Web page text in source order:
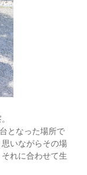
となった場所で
いながらその場
れに合わせて生